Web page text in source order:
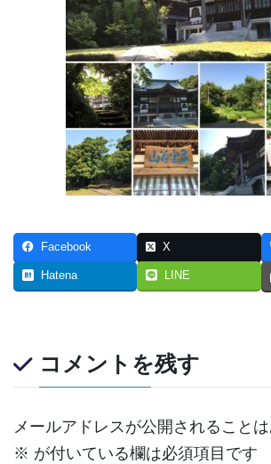
Facebook X
Hatena LINE
コメントを残す
メールアドレスが公開されることは
※ が付いている欄は必須項目です